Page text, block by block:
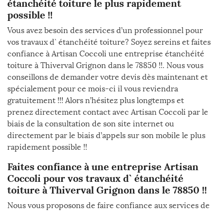
étanchéité toiture le plus rapidement
possible !!
Vous avez besoin des services d’un professionnel pour
vos travaux d` étanchéité toiture? Soyez sereins et faites
confiance à Artisan Coccoli une entreprise étanchéité
toiture à Thiverval Grignon dans le 78850 !!. Nous vous
conseillons de demander votre devis dès maintenant et
spécialement pour ce mois-ci il vous reviendra
gratuitement !!! Alors n’hésitez plus longtemps et
prenez directement contact avec Artisan Coccoli par le
biais de la consultation de son site internet ou
directement par le biais d’appels sur son mobile le plus
rapidement possible !!
Faites confiance à une entreprise Artisan
Coccoli pour vos travaux d` étanchéité
toiture à Thiverval Grignon dans le 78850 !!
Nous vous proposons de faire confiance aux services de